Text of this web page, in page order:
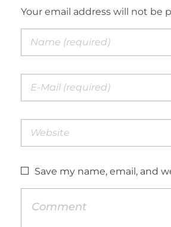
Your email address will not be
Save my name, email, and